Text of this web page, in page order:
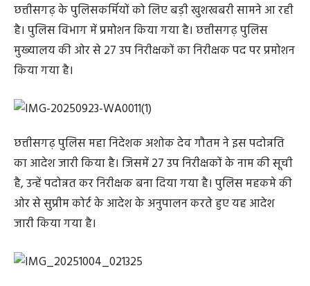
छत्तीसगढ़ के पुलिसकर्मियों को लिए बड़ी खुशखबरी सामने आ रही
है। पुलिस विभाग में प्रमोशन किया गया है। छत्तीसगढ़ पुलिस
मुख्यालय की ओर से 27 उप निरीक्षकों का निरीक्षक पद पर प्रमोशन
किया गया है।
छत्तीसगढ़ पुलिस महा निदेशक अशोक देव गौतम ने इस पदोन्नति
का आदेश जारी किया है। जिसमें 27 उप निरीक्षकों के नाम की सूची
है, उन्हें पदोन्नत कर निरीक्षक बना दिया गया है। पुलिस महकमे की
ओर से सुप्रीम कोर्ट के आदेश के अनुपालन करते हुए यह आदेश
जारी किया गया है।